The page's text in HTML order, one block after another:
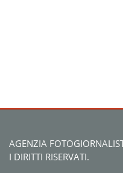
AGENZIA
I DIRITTI RISERVATI.